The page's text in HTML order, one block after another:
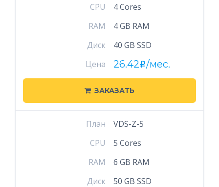
CPU
4 Cores
RAM
4 GB RAM
Диск
40 GB SSD
Цена
26.42i/мес.
ЗАКАЗАТЬ
План
VDS-Z-5
CPU
5 Cores
RAM
6 GB RAM
Диск
50 GB SSD